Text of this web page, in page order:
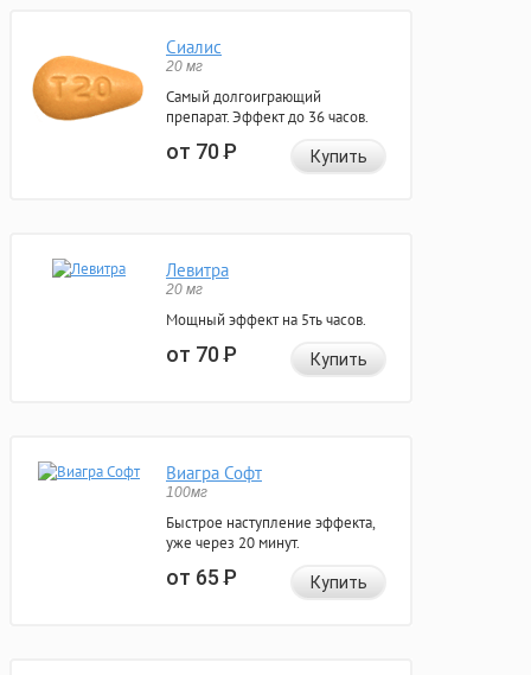
Сиалис
20 мг
Самый долгоиграющий
препарат. Эффект до 36 часов.
от 70Р Купить
Левитра
20 мг
Мощный эффект на 5ть часов.
от 70Р Купить
Виагра Софт
100мг
Быстрое наступление эффекта,
уже через 20 минут.
от 65Р Купить